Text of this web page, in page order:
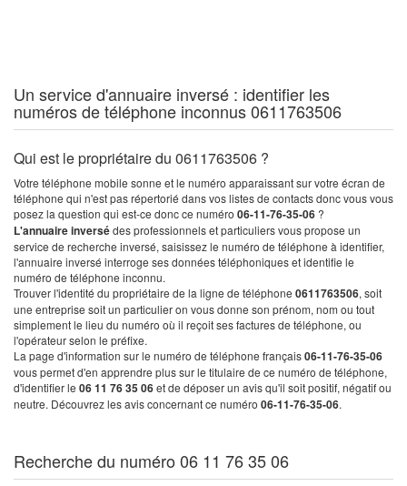
Un service d'annuaire inversé : identifier les
numéros de téléphone inconnus 0611763506
Qui est le propriétaire du 0611763506 ?
Votre téléphone mobile sonne et le numéro apparaissant sur votre écran de
téléphone qui n'est pas répertorié dans vos listes de contacts donc vous vous
posez la question qui est-ce donc ce numéro 06-11-76-35-06 ?
L'annuaire inversédes professionnels et particuliers vous propose un
service de recherche inversé, saisissez le numéro de téléphone à identifier,
l'annuaire inversé interroge ses données téléphoniques et identifie le
numéro de téléphone inconnu.
Trouver l'identité du propriétaire de la ligne de téléphone 0611763506, soit
une entreprise soit un particulier on vous donne son prénom, nom ou tout
simplement le lieu du numéro où il reçoit ses factures de téléphone, ou
l'opérateur selon le préfixe.
La page d'information sur le numéro de téléphone français06-11-76-35-06
vous permet d'en apprendre plus sur le titulaire de ce numéro de téléphone,
d'identifier le 06 11 76 35 06et de déposer un avis qu'il soit positif, négatif ou
neutre. Découvrez les avis concernant ce numéro 06-11-76-35-06.
Recherche du numéro 06 11 76 35 06